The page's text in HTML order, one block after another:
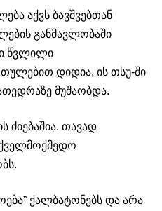
აქვს ბავშვებთან
განმავლობაში
წვლილი
დიდია, ის თსუ-ში
მუშაობდა.
ძიებაშია. თავად
ქალბატონებს და არა